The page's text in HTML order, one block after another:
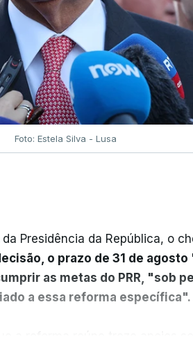
Foto: Estela Silva - Lusa
Presidência da República, o
o prazo de 31 de agosto
as metas do PRR, "sob
a essa reforma específica".